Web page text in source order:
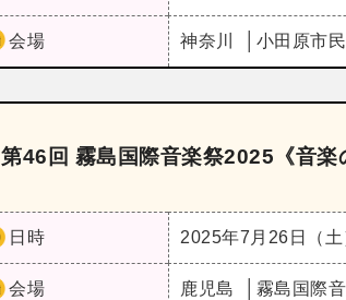
会場 神奈川 小田原市
第46回 霧島国際音楽祭2025《音楽
日時 2025年7月26日（土
会場 鹿児島 霧島国際